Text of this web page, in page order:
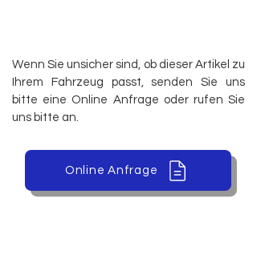
Wenn Sie unsicher sind, ob dieser Artikel zu
Ihrem Fahrzeug passt, senden Sie uns
bitte eine Online Anfrage oder rufen Sie
uns bitte an.
Online Anfrage